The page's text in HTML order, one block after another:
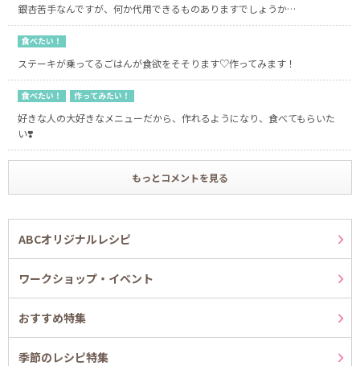
銀杏苦手なんですが、何か代用できるものありますでしょうか…
食べたい！
ステーキが乗ってるごはんが食欲をそそります♡作ってみます！
食べたい！ 作ってみたい！
好きな人の大好きなメニューだから、作れるようになり、食べてもらいた
い❣️
もっとコメントを見る
ABCオリジナルレシピ
ワークショップ・イベント
おすすめ特集
季節のレシピ特集